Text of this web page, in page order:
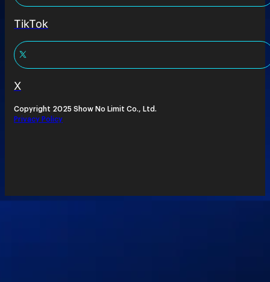
TikTok
X
Copyright 2025 Show No Limit Co., Ltd.
Privacy Policy